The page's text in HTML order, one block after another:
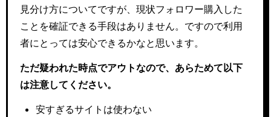
見分け方についてですが、現状フォロワー購入した
ことを確証できる手段はありません。ですので利用
者にとっては安心できるかなと思います。
ただ疑われた時点でアウトなので、あらためて以下
は注意してください。
安すぎるサイトは使わない